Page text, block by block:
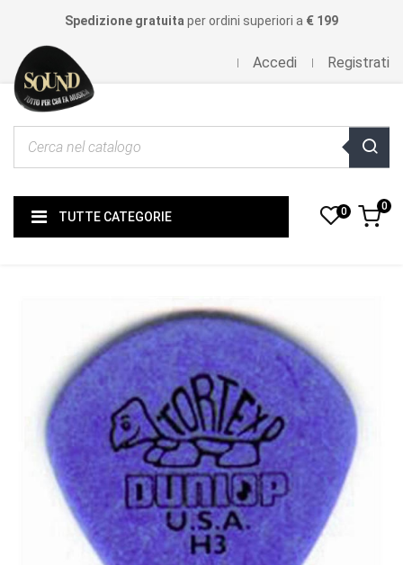
Spedizione gratuita per ordini superiori a € 199
Accedi Registrati
TUTTE CATEGORIE 0 0